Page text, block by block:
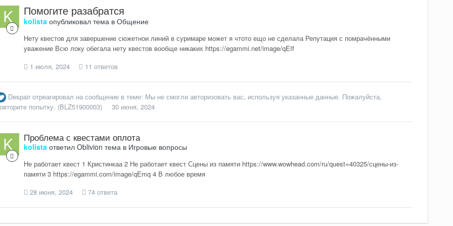
Помогите разабратся
kolista опубликовал тема в Общение
Нету квестов для завершение сюжетнои линий в суримаре может я чтото ещо не сделала Репутация с помрачёнными
уважение Всю локу обегала нету квестов вообще никаких https://egammi.net/image/qEIf
1 июля, 2024
11 ответов
Despairотреагировал на сообщение в теме: Мы не смогли авторизовать вас, используя указанные данные. Пожалуйста,
попытку. (BLZ51900003)
30 июня, 2024
Проблема с квестами оплота
kolistaответил Oblivion тема в Игровые вопросы
Не работает квест 1 Кристинкаа 2 Не работает квест Сцены из памяти https://www.wowhead.com/ru/quest=40325/сцены-из-
памяти 3 https://egammi.com/image/qEmq 4 В любое время
28 июня, 2024
74 ответа